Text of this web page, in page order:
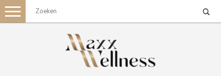
Toggle
navigation